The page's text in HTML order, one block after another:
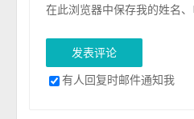
在此浏览器中保存我的姓名、
有人回复时邮件通知我